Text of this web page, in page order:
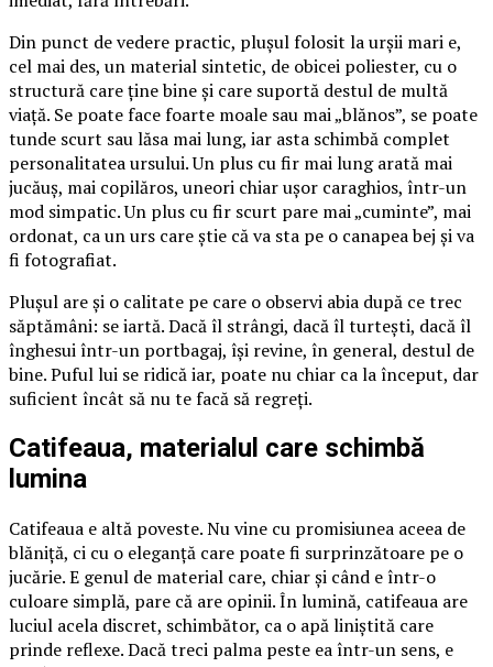
Din punct de vedere practic, plușul folosit la urșii mari e,
cel mai des, un material sintetic, de obicei poliester, cu o
structură care ține bine și care suportă destul de multă
viață. Se poate face foarte moale sau mai „blănos”, se poate
tunde scurt sau lăsa mai lung, iar asta schimbă complet
personalitatea ursului. Un plus cu fir mai lung arată mai
jucăuș, mai copilăros, uneori chiar ușor caraghios, într-un
mod simpatic. Un plus cu fir scurt pare mai „cuminte”, mai
ordonat, ca un urs care știe că va sta pe o canapea bej și va
fi fotografiat.
Plușul are și o calitate pe care o observi abia după ce trec
săptămâni: se iartă. Dacă îl strângi, dacă îl turtești, dacă îl
înghesui într-un portbagaj, își revine, în general, destul de
bine. Puful lui se ridică iar, poate nu chiar ca la început, dar
suficient încât să nu te facă să regreți.
Catifeaua, materialul care schimbă
lumina
Catifeaua e altă poveste. Nu vine cu promisiunea aceea de
blăniță, ci cu o eleganță care poate fi surprinzătoare pe o
jucărie. E genul de material care, chiar și când e într-o
culoare simplă, pare că are opinii. În lumină, catifeaua are
luciul acela discret, schimbător, ca o apă liniștită care
prinde reflexe. Dacă treci palma peste ea într-un sens, e